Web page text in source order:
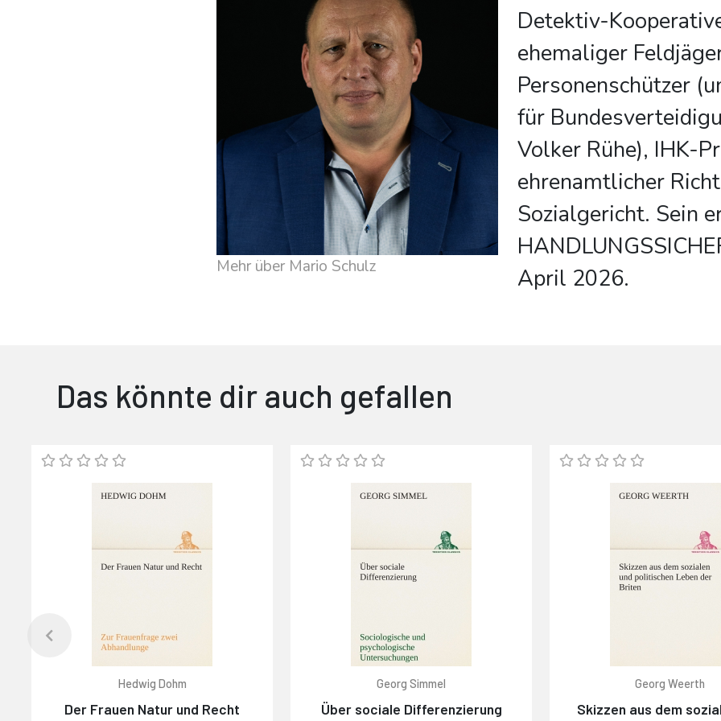
Mehr über Mario Schulz
Detektiv-
ehemaliger
Personenschützer
für
Volker Rühe), IHK-
ehrenamtlicher
Sozialgericht. Sein
April 2026.
Das könnte dir auch gefallen
Hedwig Dohm
Der Frauen Natur und Recht
Georg Simmel
Über sociale Differenzierung
Georg Weerth
Skizzen aus dem